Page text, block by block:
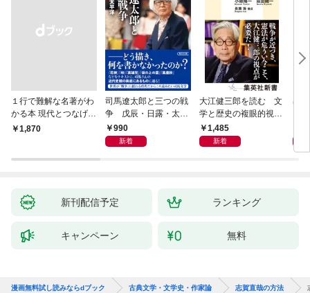
１行で難解な名著がわ
かる本 現代とつなげて
エッセンスをつかむ50
￥1,870
司馬遼太郎と三つの戦
争 戊辰・日露・太平
洋990
新着
大江健三郎を読む 文
学と歴史の複眼的視点
から1,485
新着
出
新刊配信予定 ランキング
キャンペーン 無料
漫画無料試し読みならdブック 古典文学・文学史・作家論 志賀直哉の方法